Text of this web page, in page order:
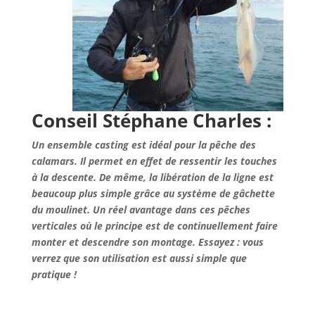
Conseil Stéphane Charles :
Un ensemble casting est idéal pour la pêche des
calamars. Il permet en effet de ressentir les touches
à la descente. De même, la libération de la ligne est
beaucoup plus simple grâce au système de gâchette
du moulinet. Un réel avantage dans ces pêches
verticales où le principe est de continuellement faire
monter et descendre son montage. Essayez : vous
verrez que son utilisation est aussi simple que
pratique !